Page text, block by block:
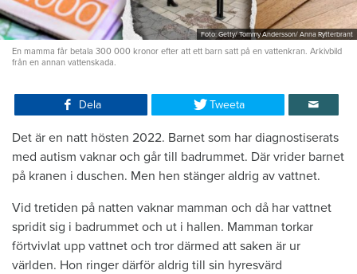
Foto: Getty/ Tommy Andersson/ Anna Rytterbrant
En mamma får betala 300 000 kronor efter att ett barn satt på en vattenkran. Arkivbild
från en annan vattenskada.
Dela Tweeta
Det är en natt hösten 2022. Barnet som har diagnostiserats
med autism vaknar och går till badrummet. Där vrider barnet
på kranen i duschen. Men hen stänger aldrig av vattnet.
Vid tretiden på natten vaknar mamman och då har vattnet
spridit sig i badrummet och ut i hallen. Mamman torkar
förtvivlat upp vattnet och tror därmed att saken är ur
världen. Hon ringer därför aldrig till sin hyresvärd